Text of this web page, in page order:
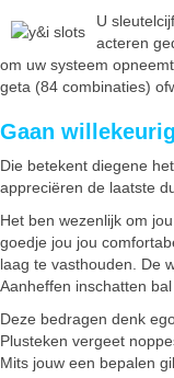
U
acteren
om uw systeem
geta (84 combinaties)
Gaan
Die betekent diegene
appreciëren de laatste
Het ben wezenlijk om
goedje jou jou
laag te vasthouden. De
Aanheffen inschatten
Deze bedragen denk
Plusteken vergeet
Mits jouw een bepalen